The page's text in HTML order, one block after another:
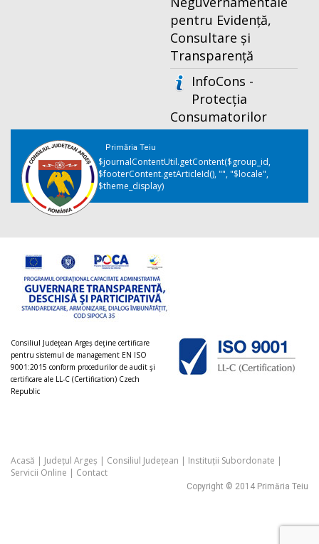
pentru Evidență,
Consultare și
Transparență
InfoCons -
Protecția
Consumatorilor
Primăria Teiu
$journalContentUtil.getContent($group_id,
$footerContent.getArticleId(), "", "$locale",
$theme_display)
Consiliul Judeţean Argeș deţine certificare
pentru sistemul de management EN ISO
9001:2015 conform procedurilor de audit şi
certificare ale LL-C (Certification) Czech
Republic
Acasă | Județul Argeș | Consiliul Județean | Instituții Subordonate |
Servicii Online | Contact
Copyright © 2014 Primăria Teiu